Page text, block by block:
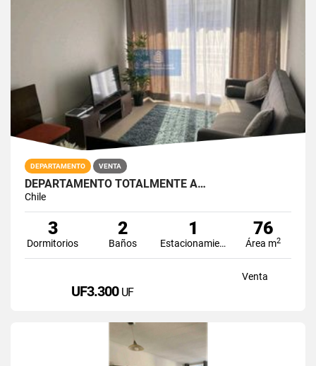
DEPARTAMENTO VENTA
DEPARTAMENTO TOTALMENTE A…
Chile
3
Dormitorios
2
Baños
1
Estacionamiento
76
Área m2
Venta
UF3.300 UF